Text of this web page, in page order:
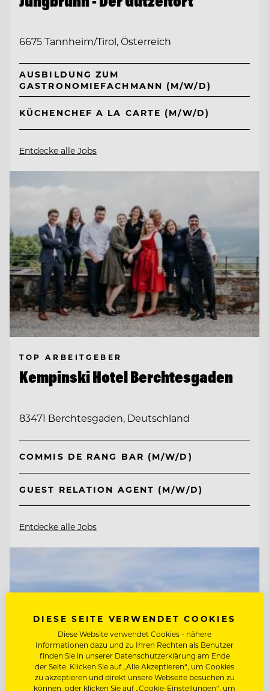
6675 Tannheim/Tirol, Österreich
AUSBILDUNG ZUM
GASTRONOMIEFACHMANN (M/W/D)
KÜCHENCHEF A LA CARTE (M/W/D)
Entdecke alle Jobs
TOP ARBEITGEBER
Kempinski Hotel Berchtesgaden
83471 Berchtesgaden, Deutschland
COMMIS DE RANG BAR (M/W/D)
GUEST RELATION AGENT (M/W/D)
Entdecke alle Jobs
DIESE SEITE VERWENDET COOKIES
Diese Website verwendet Cookies - nähere
Informationen dazu und zu Ihren Rechten als Benutzer
finden Sie in unserer Datenschutzerklärung am Ende
der Seite. Klicken Sie auf „Alle Akzeptieren“, um Cookies
zu akzeptieren und direkt unsere Webseite besuchen zu
können, oder klicken Sie auf „Cookie-Einstellungen“, um